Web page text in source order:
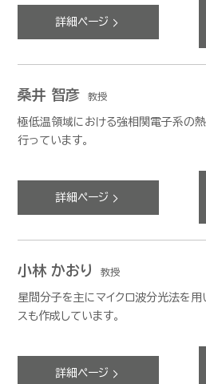
詳細ページ
桑井 智彦 教授
極低温領域における強相関電子系の
行っています。
詳細ページ
小林 かおり 教授
星間分子を主にマイクロ波分光法を用
スも作成しています。
詳細ページ